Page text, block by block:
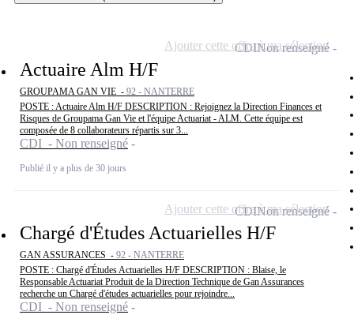
Actuaire Alm H/F
GROUPAMA GAN VIE - 92 - NANTERRE
POSTE : Actuaire Alm H/F DESCRIPTION : Rejoignez la Direction Finances et
Risques de Groupama Gan Vie et l'équipe Actuariat - ALM. Cette équipe est
composée de 8 collaborateurs répartis sur 3...
CDI - Non renseigné
Publié il y a plus de 30 jours
CDINon renseigné
Ajouter cette offre à ma sélection
Chargé d'Études Actuarielles H/F
GAN ASSURANCES - 92 - NANTERRE
POSTE : Chargé d'Études Actuarielles H/F DESCRIPTION : Blaise, le
Responsable Actuariat Produit de la Direction Technique de Gan Assurances
recherche un Chargé d'études actuarielles pour rejoindre...
CDI - Non renseigné
CDINon renseigné
Ajouter cette offre à ma sélection